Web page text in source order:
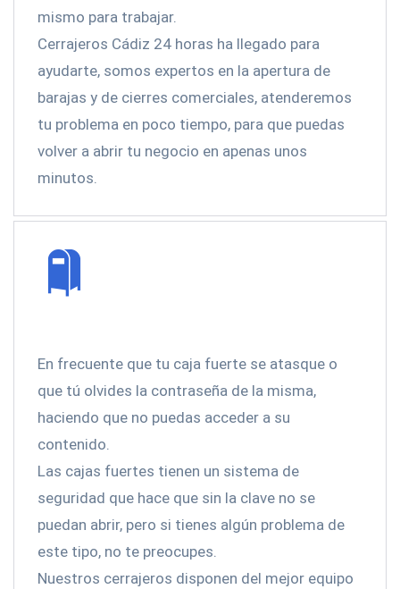
mismo para trabajar.
Cerrajeros Cádiz 24 horas ha llegado para
ayudarte, somos expertos en la apertura de
barajas y de cierres comerciales, atenderemos
tu problema en poco tiempo, para que puedas
volver a abrir tu negocio en apenas unos
minutos.
En frecuente que tu caja fuerte se atasque o
que tú olvides la contraseña de la misma,
haciendo que no puedas acceder a su
contenido.
Las cajas fuertes tienen un sistema de
seguridad que hace que sin la clave no se
puedan abrir, pero si tienes algún problema de
este tipo, no te preocupes.
Nuestros cerrajeros disponen del mejor equipo